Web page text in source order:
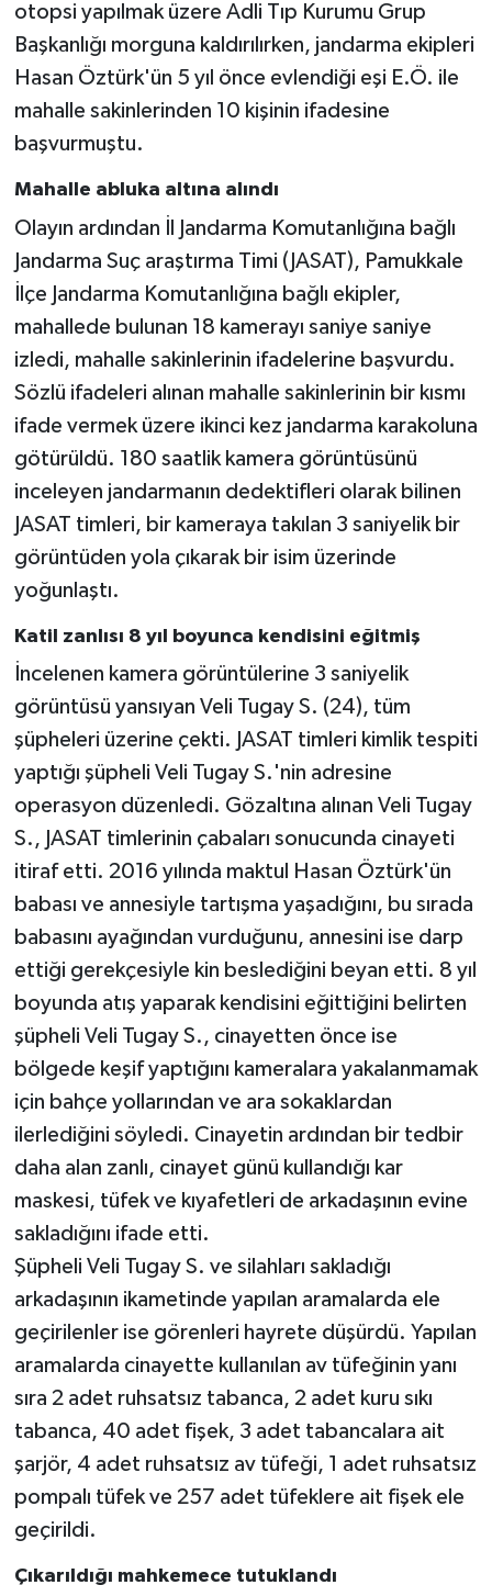
otopsi yapılmak üzere Adli Tıp Kurumu Grup
Başkanlığı morguna kaldırılırken, jandarma ekipleri
Hasan Öztürk'ün 5 yıl önce evlendiği eşi E.Ö. ile
mahalle sakinlerinden 10 kişinin ifadesine
başvurmuştu.
Mahalle abluka altına alındı
Olayın ardından İl Jandarma Komutanlığına bağlı
Jandarma Suç araştırma Timi (JASAT), Pamukkale
İlçe Jandarma Komutanlığına bağlı ekipler,
mahallede bulunan 18 kamerayı saniye saniye
izledi, mahalle sakinlerinin ifadelerine başvurdu.
Sözlü ifadeleri alınan mahalle sakinlerinin bir kısmı
ifade vermek üzere ikinci kez jandarma karakoluna
götürüldü. 180 saatlik kamera görüntüsünü
inceleyen jandarmanın dedektifleri olarak bilinen
JASAT timleri, bir kameraya takılan 3 saniyelik bir
görüntüden yola çıkarak bir isim üzerinde
yoğunlaştı.
Katil zanlısı 8 yıl boyunca kendisini eğitmiş
İncelenen kamera görüntülerine 3 saniyelik
görüntüsü yansıyan Veli Tugay S. (24), tüm
şüpheleri üzerine çekti. JASAT timleri kimlik tespiti
yaptığı şüpheli Veli Tugay S.'nin adresine
operasyon düzenledi. Gözaltına alınan Veli Tugay
S., JASAT timlerinin çabaları sonucunda cinayeti
itiraf etti. 2016 yılında maktul Hasan Öztürk'ün
babası ve annesiyle tartışma yaşadığını, bu sırada
babasını ayağından vurduğunu, annesini ise darp
ettiği gerekçesiyle kin beslediğini beyan etti. 8 yıl
boyunda atış yaparak kendisini eğittiğini belirten
şüpheli Veli Tugay S., cinayetten önce ise
bölgede keşif yaptığını kameralara yakalanmamak
için bahçe yollarından ve ara sokaklardan
ilerlediğini söyledi. Cinayetin ardından bir tedbir
daha alan zanlı, cinayet günü kullandığı kar
maskesi, tüfek ve kıyafetleri de arkadaşının evine
sakladığını ifade etti.
Şüpheli Veli Tugay S. ve silahları sakladığı
arkadaşının ikametinde yapılan aramalarda ele
geçirilenler ise görenleri hayrete düşürdü. Yapılan
aramalarda cinayette kullanılan av tüfeğinin yanı
sıra 2 adet ruhsatsız tabanca, 2 adet kuru sıkı
tabanca, 40 adet fişek, 3 adet tabancalara ait
şarjör, 4 adet ruhsatsız av tüfeği, 1 adet ruhsatsız
pompalı tüfek ve 257 adet tüfeklere ait fişek ele
geçirildi.
Çıkarıldığı mahkemece tutuklandı